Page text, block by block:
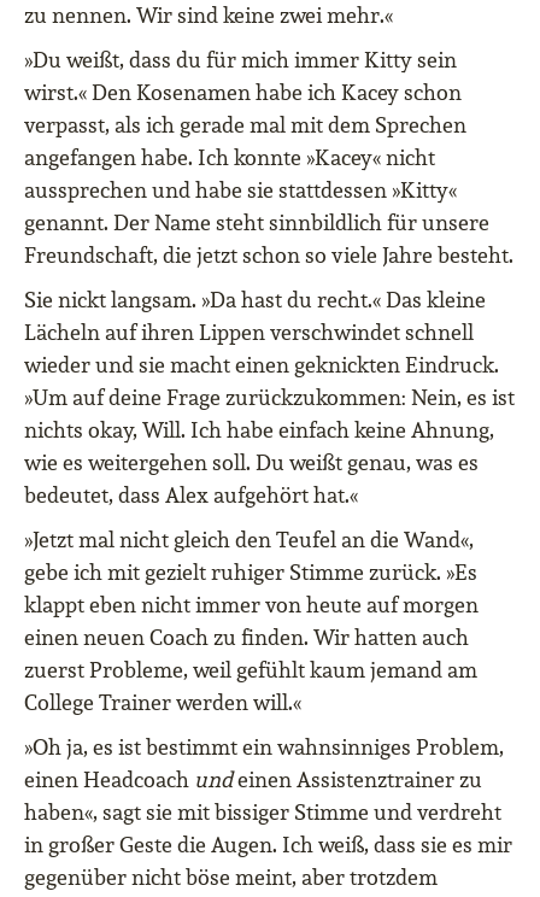
zu nennen. Wir sind keine zwei mehr.«
»Du weißt, dass du für mich immer Kitty sein
wirst.« Den Kosenamen habe ich Kacey schon
verpasst, als ich gerade mal mit dem Sprechen
angefangen habe. Ich konnte »Kacey« nicht
aussprechen und habe sie stattdessen »Kitty«
genannt. Der Name steht sinnbildlich für unsere
Freundschaft, die jetzt schon so viele Jahre besteht.
Sie nickt langsam. »Da hast du recht.« Das kleine
Lächeln auf ihren Lippen verschwindet schnell
wieder und sie macht einen geknickten Eindruck.
»Um auf deine Frage zurückzukommen: Nein, es ist
nichts okay, Will. Ich habe einfach keine Ahnung,
wie es weitergehen soll. Du weißt genau, was es
bedeutet, dass Alex aufgehört hat.«
»Jetzt mal nicht gleich den Teufel an die Wand«,
gebe ich mit gezielt ruhiger Stimme zurück. »Es
klappt eben nicht immer von heute auf morgen
einen neuen Coach zu finden. Wir hatten auch
zuerst Probleme, weil gefühlt kaum jemand am
College Trainer werden will.«
»Oh ja, es ist bestimmt ein wahnsinniges Problem,
einen Headcoach undeinen Assistenztrainer zu
haben«, sagt sie mit bissiger Stimme und verdreht
in großer Geste die Augen. Ich weiß, dass sie es mir
gegenüber nicht böse meint, aber trotzdem